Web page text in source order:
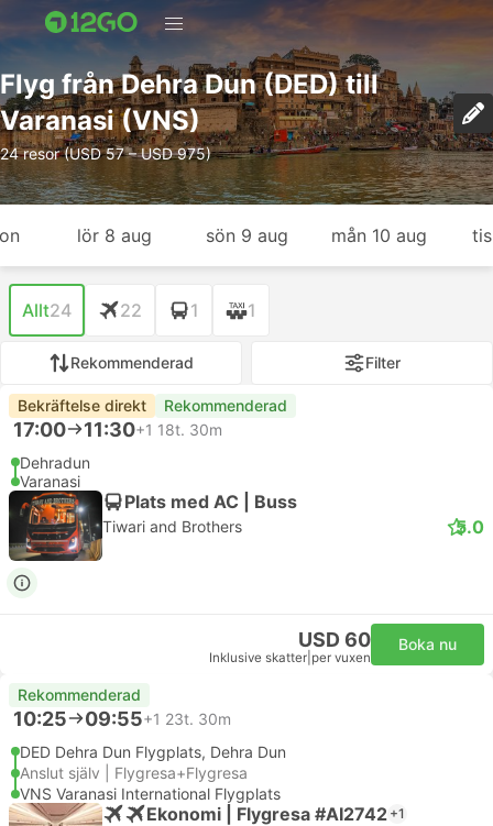
Flyg från Dehra Dun (DED) till
Varanasi (VNS)
24 resor (USD 57 – USD 975)
lör 8 aug sön 9 aug mån 10 aug
Allt24 22 1 1
Rekommenderad Filter
Bekräftelse direkt Rekommenderad
17:00 11:30+1 18t. 30m
Dehradun
Varanasi
Plats med AC | Buss
Tiwari and Brothers 5.0
USD 60
Inklusive skatter per vuxen
Boka nu
Rekommenderad
10:25 09:55+1 23t. 30m
DED Dehra Dun Flygplats, Dehra Dun
Anslut själv | Flygresa+Flygresa
VNS Varanasi International Flygplats
Ekonomi | Flygresa #AI2742 +1